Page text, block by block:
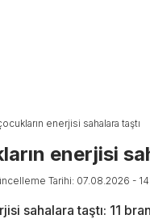
enerjisi sahalara taştı
enerjisi
Tarihi: 07.08.2026 -
sahalara taştı: 11